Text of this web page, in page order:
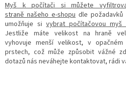
Myš k počítači si můžete
straně našeho e-shopudle požadavků
umožňuje si vybrat počítačovou
Jestliže máte velikost na hraně
vyhovuje menší velikost, v
prstech, což může způsobit vážné
dotazů nás neváhejte kontaktovat, rádi